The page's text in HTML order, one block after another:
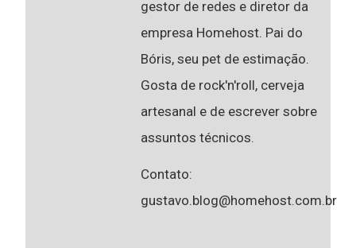
gestor de redes e diretor da
empresa Homehost. Pai do
Bóris, seu pet de estimação.
Gosta de rock'n'roll, cerveja
artesanal e de escrever sobre
assuntos técnicos.
Contato:
gustavo.blog@homehost.com.br